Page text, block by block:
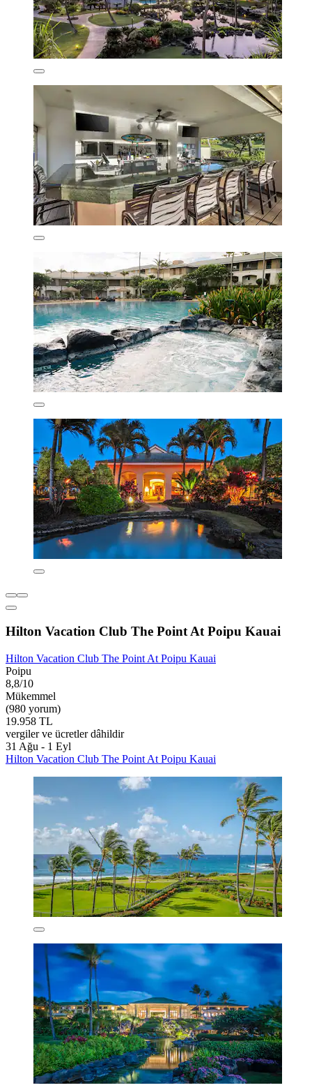
Hilton Vacation Club The Point At Poipu Kauai
Hilton Vacation Club The Point At Poipu Kauai
Poipu
8,8/10
Mükemmel
(980 yorum)
19.958 TL
vergiler ve ücretler dâhildir
31 Ağu - 1 Eyl
Hilton Vacation Club The Point At Poipu Kauai